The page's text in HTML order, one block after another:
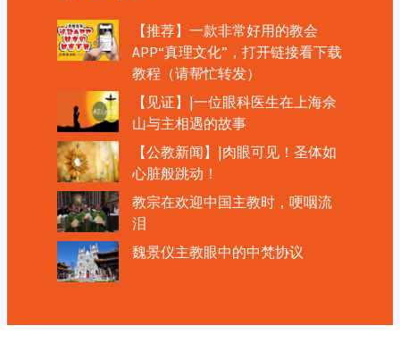
【推荐】一款非常好用的教会
APP“真理文化”，打开链接看下载
教程（请帮忙转发）
【见证】|一位眼科医生在上海佘
山与主相遇的故事
【公教新闻】|肉眼可见！圣体如
心脏般跳动！
教宗在欢迎中国主教时，哽咽流
泪
魏景仪主教眼中的中梵协议